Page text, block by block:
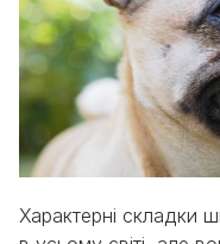
Характерні складки